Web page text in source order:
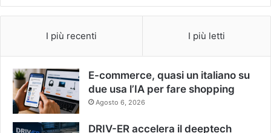
I più recenti I più letti
E-commerce, quasi un italiano su
due usa l’IA per fare shopping
Agosto 6, 2026
DRIV-ER accelera il deeptech